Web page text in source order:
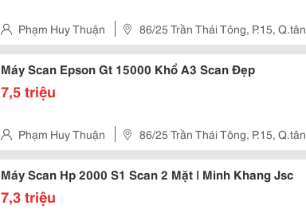
Phạm Huy Thuận 86/25 Trần Thái Tông, P.15,
Máy Scan Epson Gt 15000 Khổ A3 Scan Đẹp
7,5 triệu
Phạm Huy Thuận 86/25 Trần Thái Tông, P.15,
Máy Scan Hp 2000 S1 Scan 2 Mặt | Minh Khang Jsc
7,3 triệu